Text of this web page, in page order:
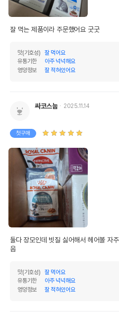
잘 먹는 제품이라 주문했어요 굿굿
맛(기호성)
잘 먹어요
유통기한
아주 넉넉해요
영양정보
잘 적혀있어요
싸코스눕 2025.11.14
첫구매
둘다 장모인데 빗질 싫어해서 헤어볼 자
음
맛(기호성)
잘 먹어요
유통기한
아주 넉넉해요
영양정보
잘 적혀있어요